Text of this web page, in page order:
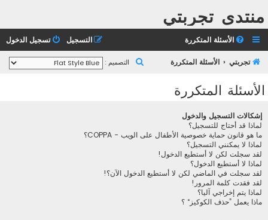
منتدى تجربتي
الأسئلة المتكررة تسجيل الدخول التسجيل
تجربتي الأسئلة المتكررة التصميم :
الأسئلة المتكررة
إشكالات التسجيل والدخول
لماذا قد أحتاج للتسجيل؟
ما هو قانون حماية خصوصية الأطفال على الويب - COPPA؟
لماذا لا يمكنني التسجيل؟
لقد سجلت لكن لا أستطيع الدخول!
لماذا لا أستطيع الدخول؟
لقد سجلت في الماضي لكن لا أستطيع الدخول الآن؟!
لقد فقدت كلمة المرور!
لماذا يتم إخراجي آليا؟
ماذا يعمل ”حذف الكوكيز“ ؟